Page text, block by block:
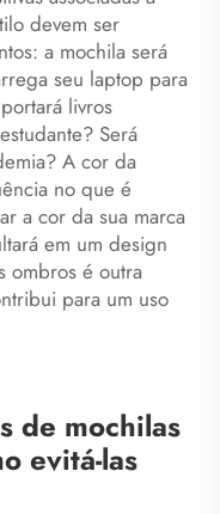
devem ser
a mochila será
seu laptop para
livros
Será
A cor da
no que é
a cor da sua marca
em um design
ombros é outra
para um uso
de mochilas
evitá-las